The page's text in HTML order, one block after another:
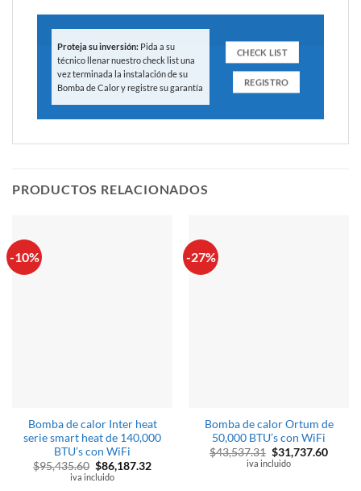
Proteja su inversión: Pida a su
técnico llenar nuestro check list una
vez terminada la instalación de su
Bomba de Calor y registre su garantía
CHECK LIST
REGISTRO
PRODUCTOS RELACIONADOS
-10%
Bomba de calor Inter heat
serie smart heat de 140,000
BTU’s con WiFi
$95,435.60 El
precio
$86,187.32El
iva incluido
-27%
Bomba de calor Ortum de
50,000 BTU’s con WiFi
$43,537.31 El
precio
$31,737.60El
iva incluido